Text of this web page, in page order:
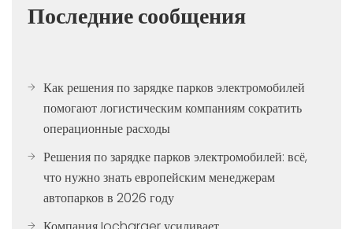
Последние сообщения
Как решения по зарядке парков электромобилей
помогают логистическим компаниям сократить
операционные расходы
Решения по зарядке парков электромобилей: всё,
что нужно знать европейским менеджерам
автопарков в 2026 году